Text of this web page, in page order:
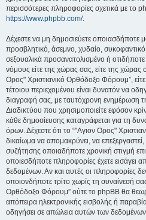
περισσότερες πληροφορίες σχετικά με το
https://www.phpbb.com/.
Δέχεστε να μη δημοσιεύετε οποιασδήποτε
προσβλητικό, άσεμνο, χυδαίο,
σεξουαλικά προσανατολισμένο ή
νόμους είτε της χώρας σας, είτε της χώρας
Ορος" Χριστιανικό Ορθόδοξο Φόρουμ”,
τέτοιου περιεχομένου είναι δυνατόν να
διαγραφή σας, με ταυτόχρονη ενημέρωση
Διαδικτύου που χρησιμοποιείτε εφόσον
κάθε δημοσίευσης καταγράφεται για τη
όρων. Δέχεστε ότι το “"Αγιον Ορος"
δικαίωμα να απομακρύνει, να επεξεργαστεί,
συζήτησης οποιαδήποτε χρονική στιγμή
οποιεσδήποτε πληροφορίες έχετε εισάγει
δεδομένων. Αν και αυτές οι πληροφορίες
οποιονδήποτε τρίτο χωρίς τη συναίνεσή
Ορθόδοξο Φόρουμ” ούτε το phpBB θα
απόπειρα ηλεκτρονικής εισβολής ή
οδηγήσει σε απώλεια αυτών των